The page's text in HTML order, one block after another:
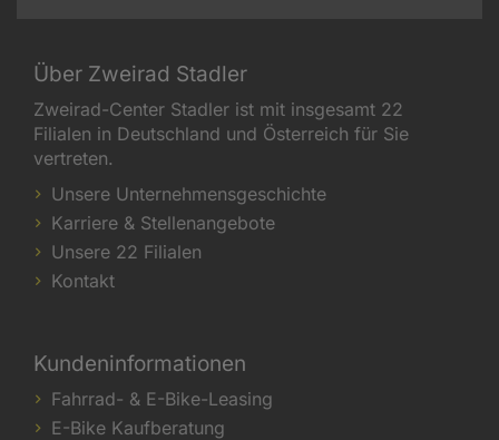
Über Zweirad Stadler
Zweirad-Center Stadler ist mit insgesamt 22
Filialen in Deutschland und Österreich für Sie
vertreten.
Unsere Unternehmensgeschichte
Karriere & Stellenangebote
Unsere 22 Filialen
Kontakt
Kundeninformationen
Fahrrad- & E-Bike-Leasing
E-Bike Kaufberatung